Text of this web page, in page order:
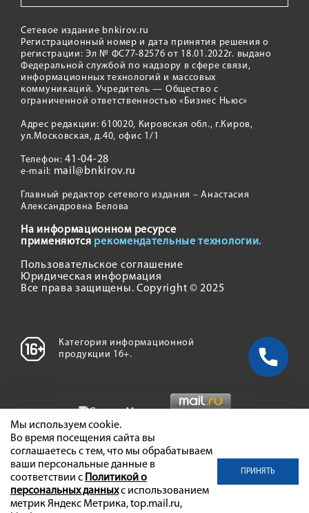
Сетевое издание bnkirov.ru
Регистрационный номер и дата принятия решения о
регистрации: Эл № ФС77-82576 от 18.01.2022г. выдано
Федеральной службой по надзору в сфере связи,
информационных технологий и массовых
коммуникаций. Учредитель — Общество с
ограниченной ответственностью «Бизнес Ньюс»
Адрес редакции: 610020, Кировская обл., г.Киров,
ул.Московская, д.40, офис 1/1
Телефон:41-04-28
e-mail: mail@bnkirov.ru
Главный редактор сетевого издания – Анастасия
Александровна Белова
На информационном ресурсе
применяются рекомендательные технологии.
Пользовательское соглашение
Юридическая информация
Все права защищены. Copyright © 2025
Категория информационной
продукции 16+.
Мы используем cookie.
Во время посещения сайта вы
соглашаетесь с тем, что мы обрабатываем
ваши персональные данные в
соответствии с Политикой о
персональных данныхс использованием
метрик Яндекс Метрика, top.mail.ru,
ПРИНЯТЬ